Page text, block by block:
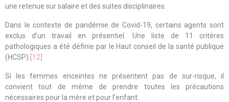
une retenue sur salaire et des suites disciplinaires.
Dans le contexte de pandémie de Covid-19, certains agents sont
exclus d’un travail en présentiel. Une liste de 11 critères
pathologiques a été définie par le Haut conseil de la santé publique
(HCSP). [12]
Si les femmes enceintes ne présentent pas de sur-risque, il
convient tout de même de prendre toutes les précautions
nécessaires pour la mère et pour l’enfant.